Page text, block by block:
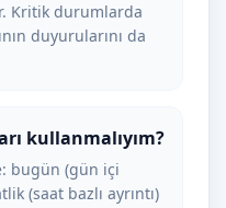
Kritik durumlarda
duyurularını da
kullanmalıyım?
bugün (gün içi
(saat bazlı ayrıntı)